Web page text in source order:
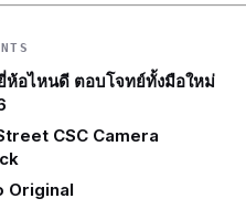
ห้อไหนดี ตอบโจทย์ทั้งมือใหม่
CSC Camera
Original